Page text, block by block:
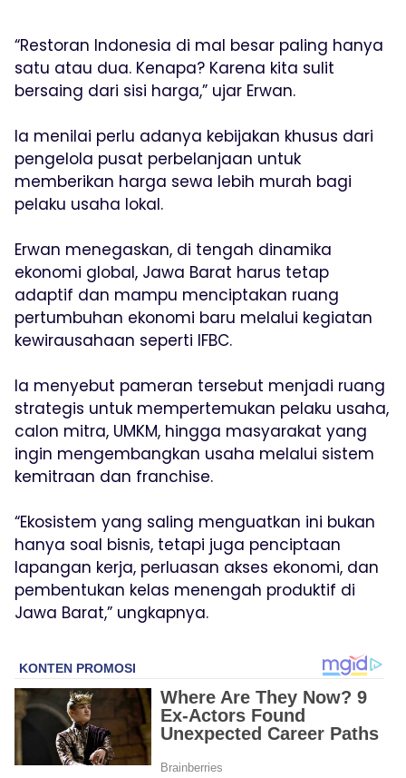
“Restoran Indonesia di mal besar paling hanya
satu atau dua. Kenapa? Karena kita sulit
bersaing dari sisi harga,” ujar Erwan.
Ia menilai perlu adanya kebijakan khusus dari
pengelola pusat perbelanjaan untuk
memberikan harga sewa lebih murah bagi
pelaku usaha lokal.
Erwan menegaskan, di tengah dinamika
ekonomi global, Jawa Barat harus tetap
adaptif dan mampu menciptakan ruang
pertumbuhan ekonomi baru melalui kegiatan
kewirausahaan seperti IFBC.
Ia menyebut pameran tersebut menjadi ruang
strategis untuk mempertemukan pelaku usaha,
calon mitra, UMKM, hingga masyarakat yang
ingin mengembangkan usaha melalui sistem
kemitraan dan franchise.
“Ekosistem yang saling menguatkan ini bukan
hanya soal bisnis, tetapi juga penciptaan
lapangan kerja, perluasan akses ekonomi, dan
pembentukan kelas menengah produktif di
Jawa Barat,” ungkapnya.